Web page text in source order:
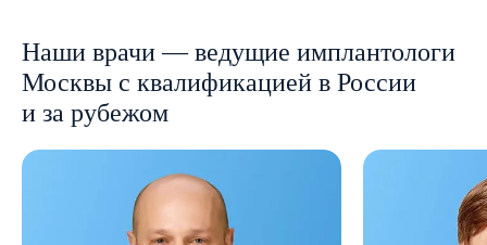
Наши врачи — ведущие имплантологи
Москвы с квалификацией в России
и за рубежом